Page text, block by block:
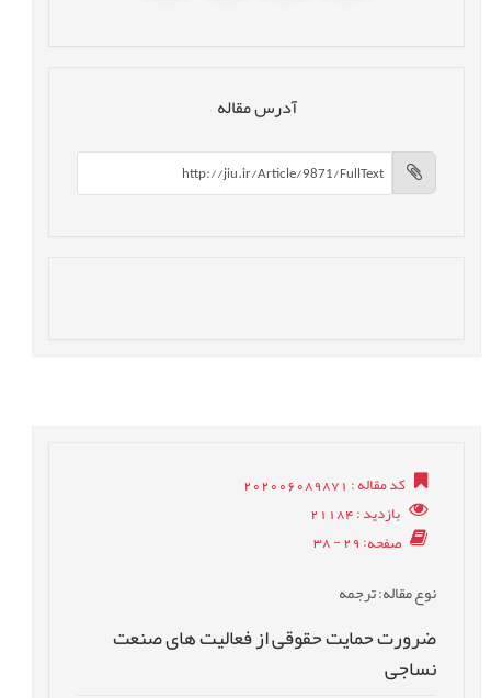
آدرس مقاله
کد مقاله: 202006089871
بازدید: 21184
صفحه: 29 - 38
نوع مقاله: ترجمه
ضرورت حمایت حقوقی از فعالیت های صنعت
نساجی